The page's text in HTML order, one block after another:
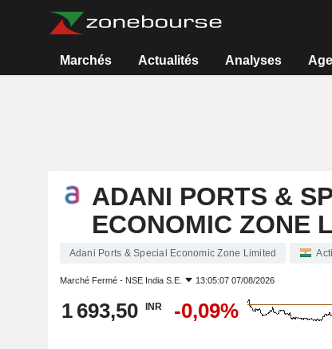
Marchés Actualités Analyses
ADANI PORTS &
ECONOMIC ZONE
Adani Ports & Special Economic Zone Limited
Marché Fermé - NSE India S.E. 13:05:07 07/08/2026
1 693,50 INR -0,09%